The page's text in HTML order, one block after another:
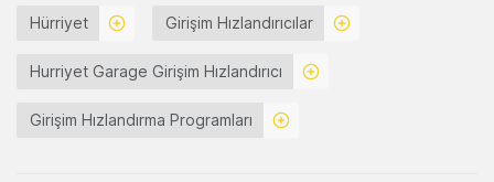
Hürriyet Girişim Hızlandırıcılar
Hurriyet Garage Girişim Hızlandırıcı
Girişim Hızlandırma Programları